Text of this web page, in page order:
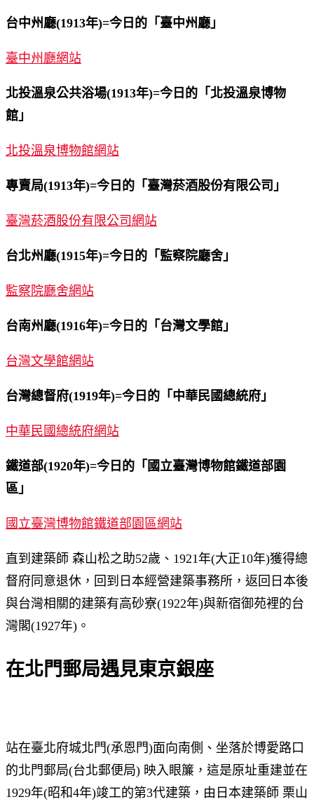
台中州廳(1913年)=今日的「臺中州廳」
臺中州廳網站
北投溫泉公共浴場(1913年)=今日的「北投溫泉博物
館」
北投溫泉博物館網站
專賣局(1913年)=今日的「臺灣菸酒股份有限公司」
臺灣菸酒股份有限公司網站
台北州廳(1915年)=今日的「監察院廳舍」
監察院廳舍網站
台南州廳(1916年)=今日的「台灣文學館」
台灣文學館網站
台灣總督府(1919年)=今日的「中華民國總統府」
中華民國總統府網站
鐵道部(1920年)=今日的「國立臺灣博物館鐵道部園
區」
國立臺灣博物館鐵道部園區網站
直到建築師 森山松之助52歲、1921年(大正10年)獲得總
督府同意退休，回到日本經營建築事務所，返回日本後
與台灣相關的建築有高砂寮(1922年)與新宿御苑裡的台
灣閣(1927年)。
在北門郵局遇見東京銀座
站在臺北府城北門(承恩門)面向南側、坐落於博愛路口
的北門郵局(台北郵便局) 映入眼簾，這是原址重建並在
1929年(昭和4年)竣工的第3代建築，由日本建築師 栗山